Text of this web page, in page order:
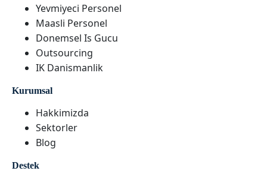
Yevmiyeci Personel
Maasli Personel
Donemsel Is Gucu
Outsourcing
IK Danismanlik
Kurumsal
Hakkimizda
Sektorler
Blog
Destek